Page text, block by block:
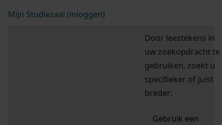
Mijn Studiezaal (inloggen)
Door leestekens in
uw zoekopdracht te
gebruiken, zoekt u
specifieker of juist
breder:
Gebruik een